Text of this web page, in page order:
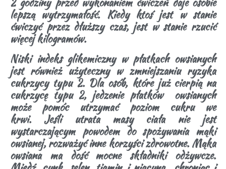
lepszą wytrzymałość. Kiedy ktoś jest w stanie
ćwiczyć przez dłuższy czas, jest w stanie rzucić
więcej kilogramów.
Niski indeks glikemiczny w płatkach owsianych
jest również użyteczny w zmniejszaniu ryzyka
cukrzycy typu 2. Dla osób, które już cierpią na
cukrzycę typu 2, jedzenie płatków owsianych
może pomóc utrzymać poziom cukru we
krwi. Jeśli utrata masy ciała nie jest
wystarczającym powodem do spożywania mąki
owsianej, rozważyć inne korzyści zdrowotne. Mąka
owsiana ma dość mocne składniki odżywcze.